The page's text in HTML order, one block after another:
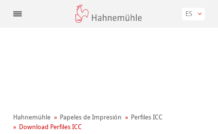
ES
Hahnemühle Papeles de Impresión
Perfiles ICC
Download Perfiles ICC